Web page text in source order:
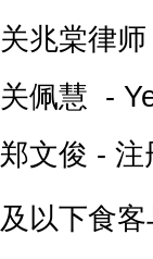
关兆棠律
关佩慧 -
郑文俊 -
及以下食